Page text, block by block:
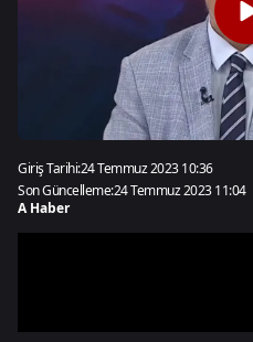
Giriş Tarihi:24 Temmuz 2023 10:36
Son Güncelleme:24 Temmuz 2023 11:04
A Haber